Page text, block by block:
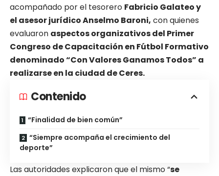
acompañado por el tesorero Fabricio Galateo y
el asesor jurídico Anselmo Baroni, con quienes
evaluaron aspectos organizativos del Primer
Congreso de Capacitación en Fútbol Formativo
denominado “Con Valores Ganamos Todos” a
realizarse en la ciudad de Ceres.
Contenido
“Finalidad de bien común”
“Siempre acompaña el crecimiento del
deporte”
Las autoridades explicaron que el mismo “se